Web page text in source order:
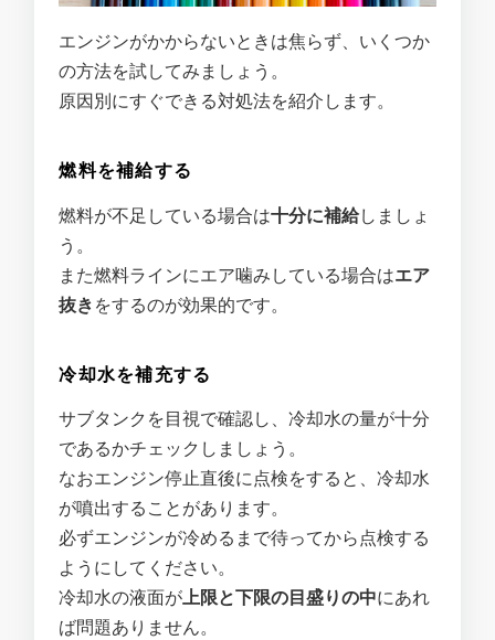
エンジンがかからないときは焦らず、いくつか
の方法を試してみましょう。
原因別にすぐできる対処法を紹介します。
燃料を補給する
燃料が不足している場合は十分に補給しましょ
う。
また燃料ラインにエア噛みしている場合はエア
抜きをするのが効果的です。
冷却水を補充する
サブタンクを目視で確認し、冷却水の量が十分
であるかチェックしましょう。
なおエンジン停止直後に点検をすると、冷却水
が噴出することがあります。
必ずエンジンが冷めるまで待ってから点検する
ようにしてください。
冷却水の液面が上限と下限の目盛りの中にあれ
ば問題ありません。